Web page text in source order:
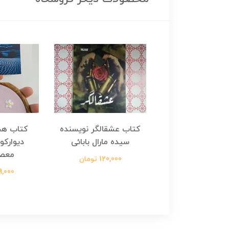
کتاب عشقالگر نویسنده
سیده مارال بابائی
120,000 تومان
کتاب